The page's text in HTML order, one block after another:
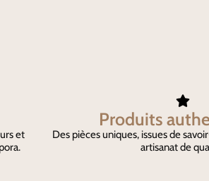
et
Produits
Des pièces uniques, issues de
artisanat de